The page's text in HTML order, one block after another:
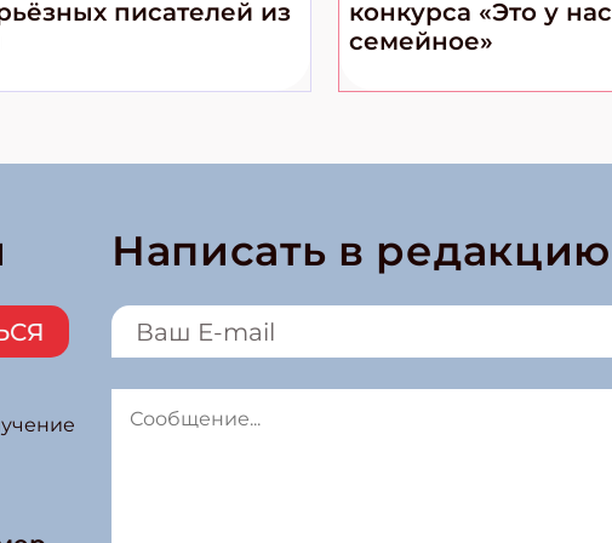
писателей из
конкурса «Это у нас
семейное»
Написать в редакцию